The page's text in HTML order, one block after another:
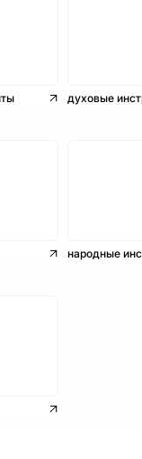
духовые
народные